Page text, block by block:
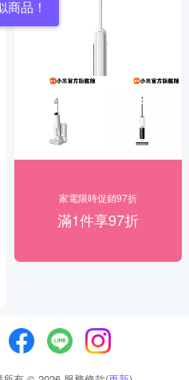
品！
家電限時促銷97折
滿1件享97折